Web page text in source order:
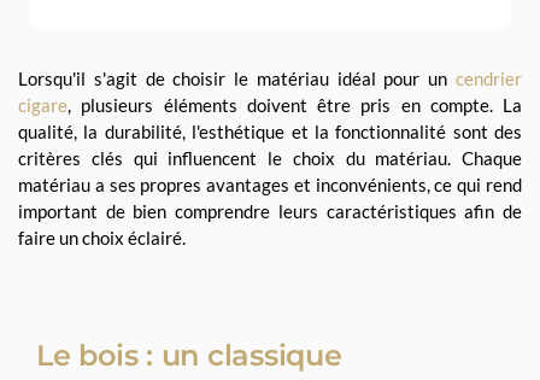
Lorsqu'il s'agit de choisir le matériau idéal pour un cendrier
cigare, plusieurs éléments doivent être pris en compte. La
qualité, la durabilité, l'esthétique et la fonctionnalité sont des
critères clés qui influencent le choix du matériau. Chaque
matériau a ses propres avantages et inconvénients, ce qui rend
important de bien comprendre leurs caractéristiques afin de
faire un choix éclairé.
Le bois : un classique